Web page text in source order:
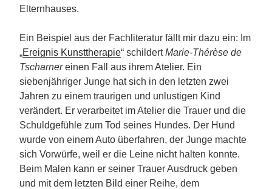
Elternhauses.
Ein Beispiel aus der Fachliteratur fällt mir dazu ein: Im
„Ereignis Kunsttherapie“ schildertMarie-Thérèse de
Tscharnereinen Fall aus ihrem Atelier. Ein
siebenjähriger Junge hat sich in den letzten zwei
Jahren zu einem traurigen und unlustigen Kind
verändert. Er verarbeitet im Atelier die Trauer und die
Schuldgefühle zum Tod seines Hundes. Der Hund
wurde von einem Auto überfahren, der Junge machte
sich Vorwürfe, weil er die Leine nicht halten konnte.
Beim Malen kann er seiner Trauer Ausdruck geben
und mit dem letzten Bild einer Reihe, dem